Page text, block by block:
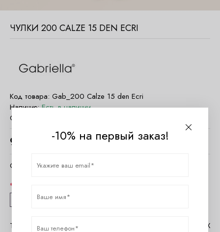
ЧУЛКИ 200 CALZE 15 DEN ECRI
Код товара: Gab_200 Calze 15 den Ecri
Наличие:Есть в наличии
Страна:
900
Очистить параметры
3/4
Таблица размеров Gabriella Помощь в MAX
-10% на первый заказ!